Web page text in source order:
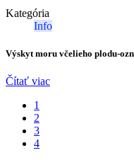
Kategória
Info
Výskyt moru včelieho plodu-
Čítať viac
1
2
3
4